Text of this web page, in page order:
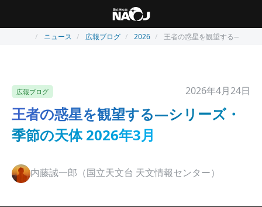
ニュース 広報ブログ 2026 王者の惑星を観望する―シリ
広報ブログ 2026年4月24日
王者の惑星を観望する―シリーズ・
季節の天体 2026年3月
内藤誠一郎（国立天文台 天文情報センター）